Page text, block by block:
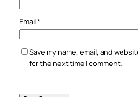
Email*
Save my name, email, and
for the next time I comment.